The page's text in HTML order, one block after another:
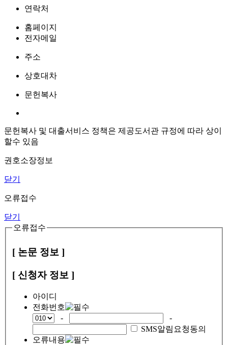
연락처
홈페이지
전자메일
주소
상호대차
문헌복사
문헌복사 및 대출서비스 정책은 제공도서관 규정에 따라 상이
할수 있음
권호소장정보
닫기
오류접수
닫기
오류접수
[ 논문 정보 ]
[ 신청자 정보 ]
아이디
전화번호
-
-
SMS알림요청동의
오류내용